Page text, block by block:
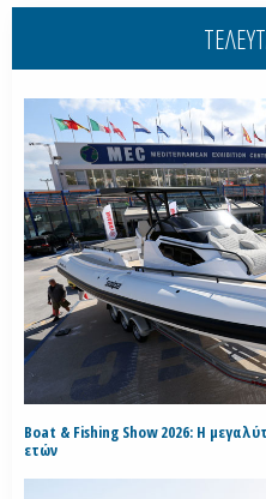
Boat & Fishing Show 2026: Η
ετών